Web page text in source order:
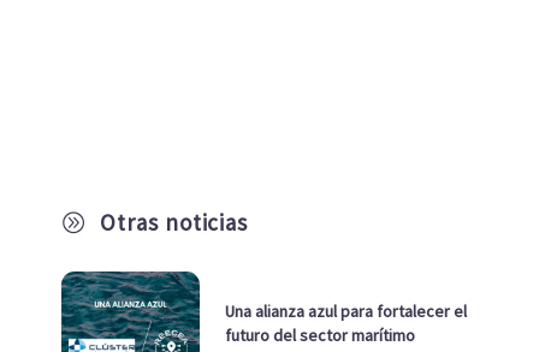
A Otras noticias
Una alianza azul para fortalecer el
futuro del sector marítimo